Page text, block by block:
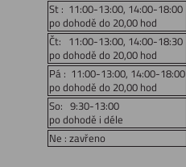
St : 11:00-13:00, 14:00-18:00
po dohodě do 20,00 hod
Čt: 11:00-13:00, 14:00-18:30
po dohodě do 20,00 hod
Pá : 11:00-13:00, 14:00-18:00
po dohodě do 20,00 hod
So: 9:30-13:00
po dohodě i déle
Ne : zavřeno